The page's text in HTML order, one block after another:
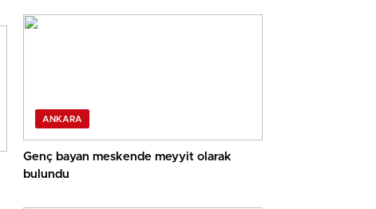
ANKARA
Genç bayan meskende meyyit olarak
bulundu